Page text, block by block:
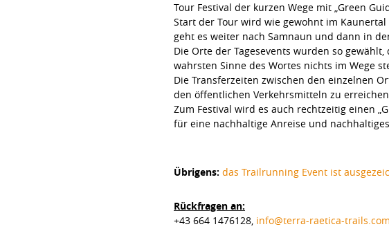
Tour Festival der kurzen Wege mit „Green
Start der Tour wird wie gewohnt im
geht es weiter nach Samnaun und dann in
Die Orte der Tagesevents wurden so
wahrsten Sinne des Wortes nichts im Wege
Die Transferzeiten zwischen den einzelnen
den öffentlichen Verkehrsmitteln zu
Zum Festival wird es auch rechtzeitig einen
für eine nachhaltige Anreise und
Übrigens: das Trailrunning Event ist
Rückfragen an:
+43 664 1476128, info@terra-raetica-trails.com